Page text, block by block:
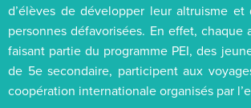
d’élèves de développer leur altruisme
personnes défavorisées. En effet, chaque
faisant partie du programme PEI, des
de 5e secondaire, participent aux
coopération internationale organisés par